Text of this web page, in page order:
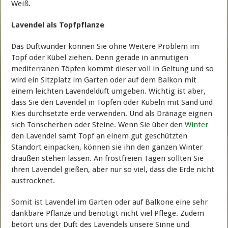
Weiß.
Lavendel als Topfpflanze
Das Duftwunder können Sie ohne Weitere Problem im
Topf oder Kübel ziehen. Denn gerade in anmutigen
mediterranen Töpfen kommt dieser voll in Geltung und so
wird ein Sitzplatz im Garten oder auf dem Balkon mit
einem leichten Lavendelduft umgeben. Wichtig ist aber,
dass Sie den Lavendel in Töpfen oder Kübeln mit Sand und
Kies durchsetzte erde verwenden. Und als Dränage eignen
sich Tonscherben oder Steine. Wenn Sie über denWinter
den Lavendel samt Topf an einem gut geschützten
Standort einpacken, können sie ihn den ganzen Winter
draußen stehen lassen. An frostfreien Tagen sollten Sie
ihren Lavendel gießen, aber nur so viel, dass die Erde nicht
austrocknet.
Somit ist Lavendel im Garten oder auf Balkone eine sehr
dankbare Pflanze und benötigt nicht viel Pflege. Zudem
betört uns der Duft des Lavendels unsere Sinne und